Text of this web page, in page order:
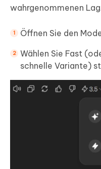
wahrgenommenen
Öffnen Sie den
Wählen Sie Fast
schnelle Variante)